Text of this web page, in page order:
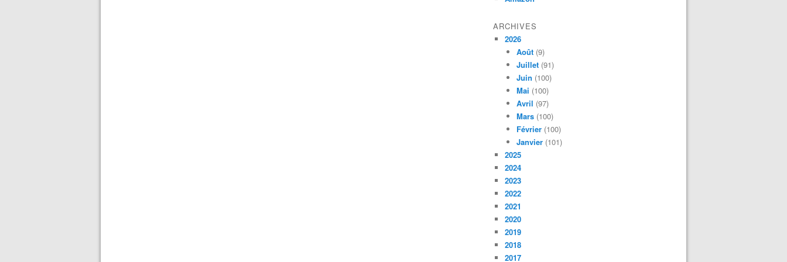
ARCHIVES
2026
Août (9)
Juillet (91)
Juin (100)
Mai (100)
Avril (97)
Mars (100)
Février (100)
Janvier (101)
2025
2024
2023
2022
2021
2020
2019
2018
2017